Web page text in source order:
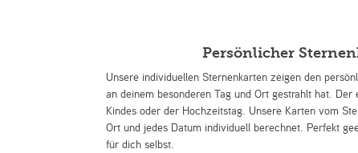
Persönlicher
Unsere individuellen Sternenkarten zeigen den
an deinem besonderen Tag und Ort gestrahlt hat. Der
Kindes oder der Hochzeitstag. Unsere Karten vom
Ort und jedes Datum individuell berechnet. Perfekt
für dich selbst.